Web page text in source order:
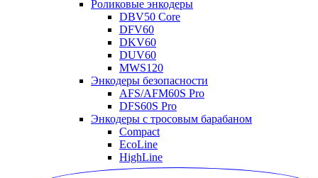
Роликовые энкодеры
DBV50 Core
DFV60
DKV60
DUV60
MWS120
Энкодеры безопасности
AFS/AFM60S Pro
DFS60S Pro
Энкодеры с тросовым барабаном
Compact
EcoLine
HighLine